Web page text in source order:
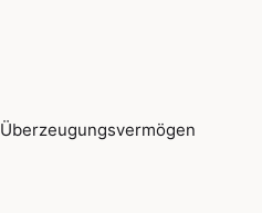
Überzeugungsvermögen